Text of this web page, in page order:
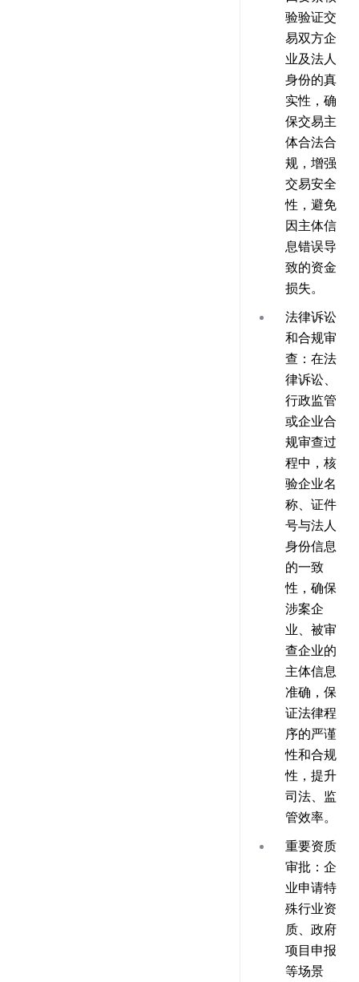
验验证交
易双方企
业及法人
身份的真
实性，确
保交易主
体合法合
规，增强
交易安全
性，避免
因主体信
息错误导
致的资金
损失。
法律诉讼
和合规审
查 ：在法
律诉讼、
行政监管
或企业合
规审查过
程中，核
验企业名
称、证件
号与法人
身份信息
的一致
性，确保
涉案企
业、被审
查企业的
主体信息
准确，保
证法律程
序的严谨
性和合规
性，提升
司法、监
管效率。
重要资质
审批 ：企
业申请特
殊行业资
质、政府
项目申报
等场景